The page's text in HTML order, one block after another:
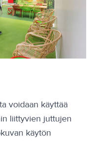
voidaan käyttää
liittyvien juttujen
käytön